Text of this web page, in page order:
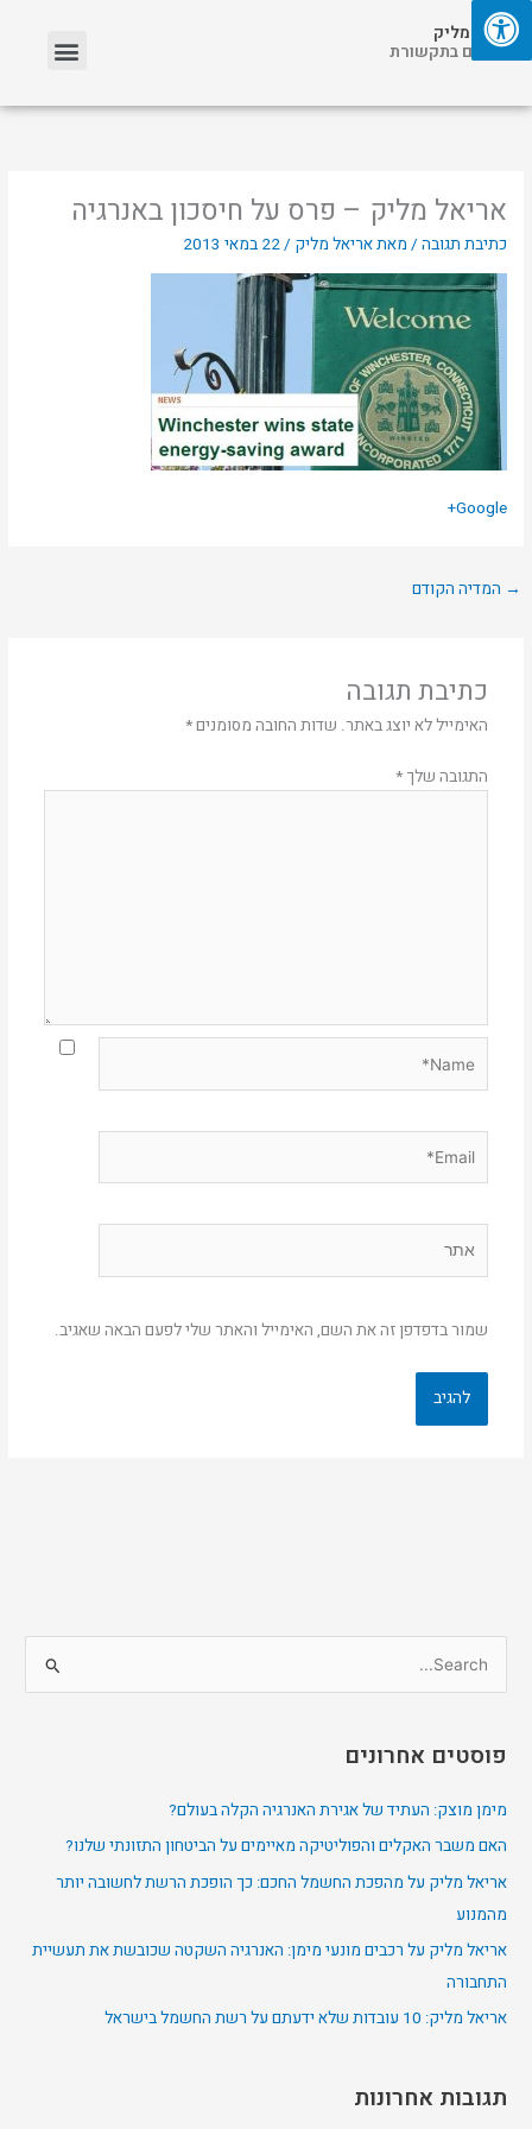
דילוג
לתוכן
אריאל מליק
אזכורים בתקשורת
אריאל מליק – פרס על חיסכון באנרגיה
כתיבת תגובה / מאתאריאל מליק /22 במאי 2013
Google+
→ המדיה הקודם
כתיבת תגובה
האימייל לא יוצג באתר. שדות החובה מסומנים*
התגובה שלך *
שמור בדפדפן זה את השם, האימייל והאתר שלי לפעם הבאה שאגיב.
e
r
o
r
:
פוסטים אחרונים
מימן מוצק: העתיד של אגירת האנרגיה הקלה בעולם?
האם משבר האקלים והפוליטיקה מאיימים על הביטחון התזונתי שלנו?
אריאל מליק על מהפכת החשמל החכם: כך הופכת הרשת לחשובה יותר
מהמנוע
אריאל מליק על רכבים מונעי מימן: האנרגיה השקטה שכובשת את תעשיית
התחבורה
אריאל מליק: 10 עובדות שלא ידעתם על רשת החשמל בישראל
תגובות אחרונות